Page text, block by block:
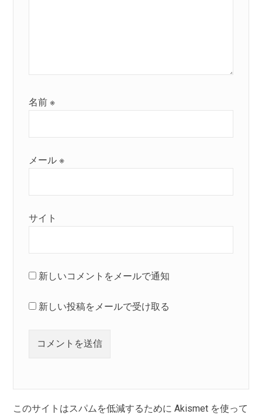
名前※
メール※
サイト
新しいコメントをメールで通知
新しい投稿をメールで受け取る
このサイトはスパムを低減するために Akismet を使って